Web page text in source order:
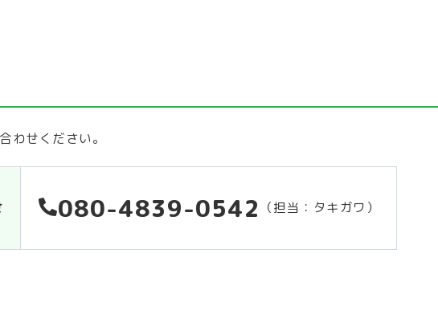
わせください。
080-4839-0542 （担当：タキガワ）